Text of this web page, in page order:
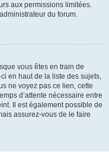
aux permissions limitées.
du forum.
vous êtes en train de
en haut de la liste des sujets,
ne voyez pas ce lien, cette
d’attente nécessaire entre
Il est également possible de
assurez-vous de le faire